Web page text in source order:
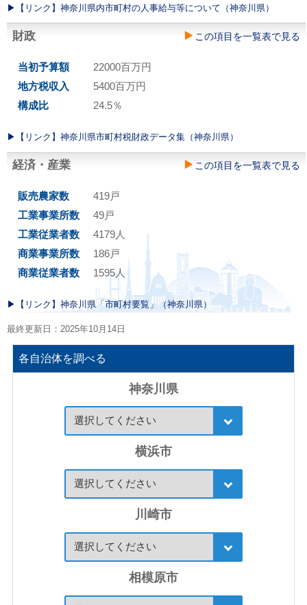
▶︎【リンク】神奈川県内市町村の人事給与等について（神奈川県）
財政 この項目を一覧表で見る
当初予算額
22000百万円
地方税収入
5400百万円
構成比
24.5％
▶︎【リンク】神奈川県市町村税財政データ集（神奈川県）
経済・産業 この項目を一覧表で見る
販売農家数
419戸
工業事業所数
49戸
工業従業者数
4179人
商業事業所数
186戸
商業従業者数
1595人
▶︎【リンク】神奈川県「市町村要覧」（神奈川県）
最終更新日：2025年10月14日
各自治体を調べる
神奈川県
横浜市
川崎市
相模原市